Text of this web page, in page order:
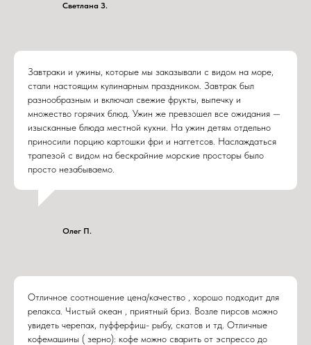
Светлана З.
Завтраки и ужины, которые мы заказывали с видом на море,
стали настоящим кулинарным праздником. Завтрак был
разнообразным и включал свежие фрукты, выпечку и
множество горячих блюд. Ужин же превзошел все ожидания —
изысканные блюда местной кухни. На ужин детям отдельно
приносили порцию картошки фри и наггетсов. Наслаждаться
трапезой с видом на бескрайние морские просторы было
просто незабываемо.
Олег П.
Отличное соотношение цена/качество , хорошо подходит для
релакса. Чистый океан , приятный бриз. Возле пирсов можно
увидеть черепах, пуфферфиш- рыбу, скатов и тд. Отличные
кофемашины ( зерно): кофе можно сварить от эспрессо до